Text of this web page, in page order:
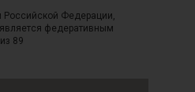
Российской Федерации,
федеративным
89